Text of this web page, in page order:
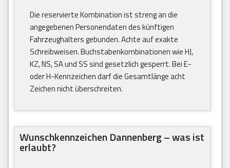
Die reservierte Kombination ist streng an die
angegebenen Personendaten des künftigen
Fahrzeughalters gebunden. Achte auf exakte
Schreibweisen. Buchstabenkombinationen wie HJ,
KZ, NS, SA und SS sind gesetzlich gesperrt. Bei E-
oder H-Kennzeichen darf die Gesamtlänge acht
Zeichen nicht überschreiten.
Wunschkennzeichen Dannenberg – was ist
erlaubt?